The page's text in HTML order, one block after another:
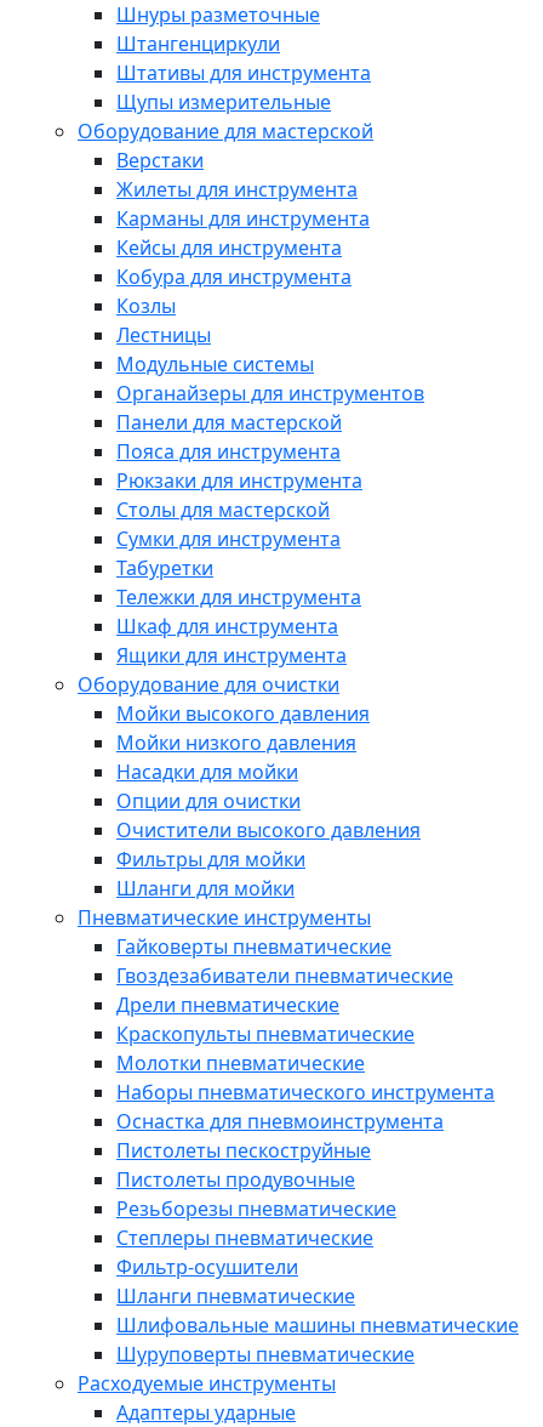
Шнуры разметочные
Штангенциркули
Штативы для инструмента
Щупы измерительные
Оборудование для мастерской
Верстаки
Жилеты для инструмента
Карманы для инструмента
Кейсы для инструмента
Кобура для инструмента
Козлы
Лестницы
Модульные системы
Органайзеры для инструментов
Панели для мастерской
Пояса для инструмента
Рюкзаки для инструмента
Столы для мастерской
Сумки для инструмента
Табуретки
Тележки для инструмента
Шкаф для инструмента
Ящики для инструмента
Оборудование для очистки
Мойки высокого давления
Мойки низкого давления
Насадки для мойки
Опции для очистки
Очистители высокого давления
Фильтры для мойки
Шланги для мойки
Пневматические инструменты
Гайковерты пневматические
Гвоздезабиватели пневматические
Дрели пневматические
Краскопульты пневматические
Молотки пневматические
Наборы пневматического инструмента
Оснастка для пневмоинструмента
Пистолеты пескоструйные
Пистолеты продувочные
Резьборезы пневматические
Степлеры пневматические
Фильтр-осушители
Шланги пневматические
Шлифовальные машины пневматические
Шуруповерты пневматические
Расходуемые инструменты
Адаптеры ударные